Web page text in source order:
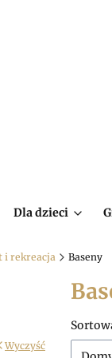
Dla dzieci
i rekreacja Baseny
Wyczyść